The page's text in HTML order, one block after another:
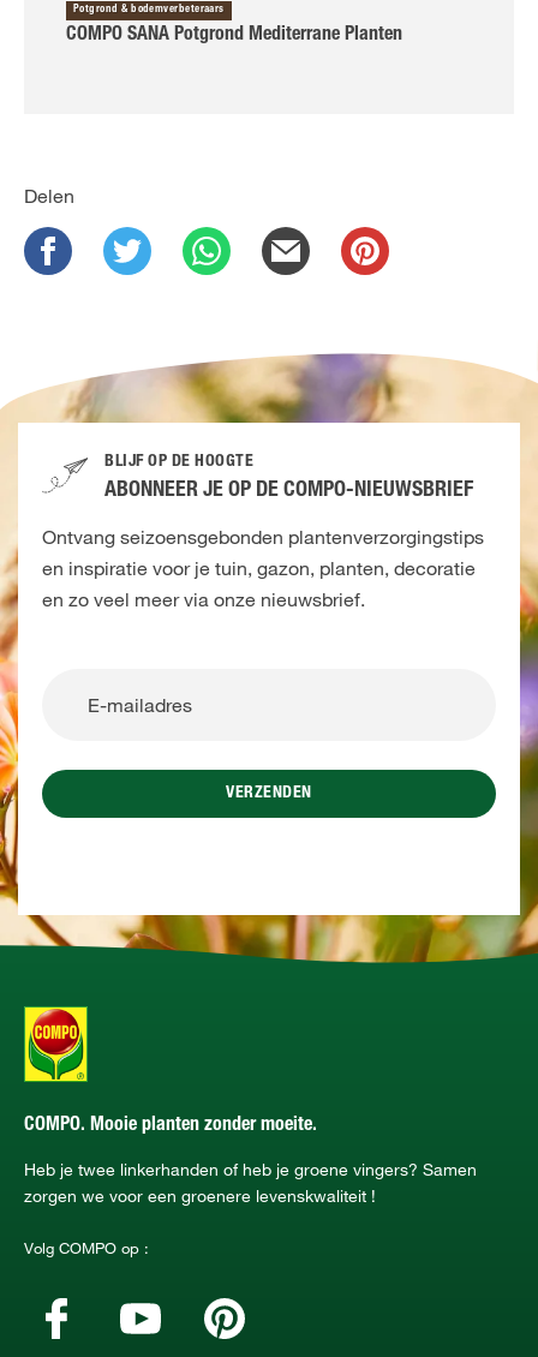
Potgrond & bodemverbeteraars
COMPO SANA Potgrond Mediterrane Planten
Delen
BLIJF OP DE HOOGTE
ABONNEER JE OP DE COMPO-NIEUWSBRIEF
Ontvang seizoensgebonden plantenverzorgingstips
en inspiratie voor je tuin, gazon, planten, decoratie
en zo veel meer via onze nieuwsbrief.
VERZENDEN
COMPO. Mooie planten zonder moeite.
Heb je twee linkerhanden of heb je groene vingers? Samen
zorgen we voor een groenere levenskwaliteit !
Volg COMPO op :